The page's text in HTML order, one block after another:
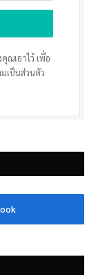
ณเอาไว้ เพื่อ
เป็นส่วนตัว